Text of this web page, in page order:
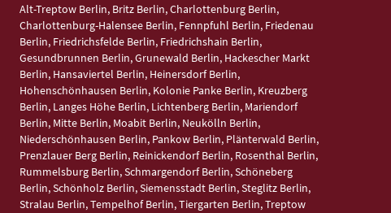
Alt-Treptow Berlin, Britz Berlin, Charlottenburg Berlin,
Charlottenburg-Halensee Berlin, Fennpfuhl Berlin, Friedenau
Berlin, Friedrichsfelde Berlin, Friedrichshain Berlin,
Gesundbrunnen Berlin, Grunewald Berlin, Hackescher Markt
Berlin, Hansaviertel Berlin, Heinersdorf Berlin,
Hohenschönhausen Berlin, Kolonie Panke Berlin, Kreuzberg
Berlin, Langes Höhe Berlin, Lichtenberg Berlin, Mariendorf
Berlin, Mitte Berlin, Moabit Berlin, Neukölln Berlin,
Niederschönhausen Berlin, Pankow Berlin, Plänterwald Berlin,
Prenzlauer Berg Berlin, Reinickendorf Berlin, Rosenthal Berlin,
Rummelsburg Berlin, Schmargendorf Berlin, Schöneberg
Berlin, Schönholz Berlin, Siemensstadt Berlin, Steglitz Berlin,
Stralau Berlin, Tempelhof Berlin, Tiergarten Berlin, Treptow